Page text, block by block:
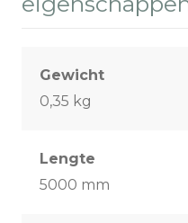
Gewicht
0,35 kg
Lengte
5000 mm